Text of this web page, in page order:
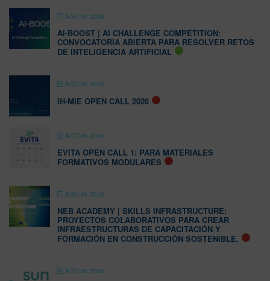
AGO 06 2026
AI-BOOST | AI CHALLENGE COMPETITION:
CONVOCATORIA ABIERTA PARA RESOLVER RETOS
DE INTELIGENCIA ARTIFICIAL
AGO 06 2026
IH-MIE OPEN CALL 2026
AGO 06 2026
EVITA OPEN CALL 1: PARA MATERIALES
FORMATIVOS MODULARES
AGO 06 2026
NEB ACADEMY | SKILLS INFRASTRUCTURE:
PROYECTOS COLABORATIVOS PARA CREAR
INFRAESTRUCTURAS DE CAPACITACIÓN Y
FORMACIÓN EN CONSTRUCCIÓN SOSTENIBLE.
AGO 06 2026